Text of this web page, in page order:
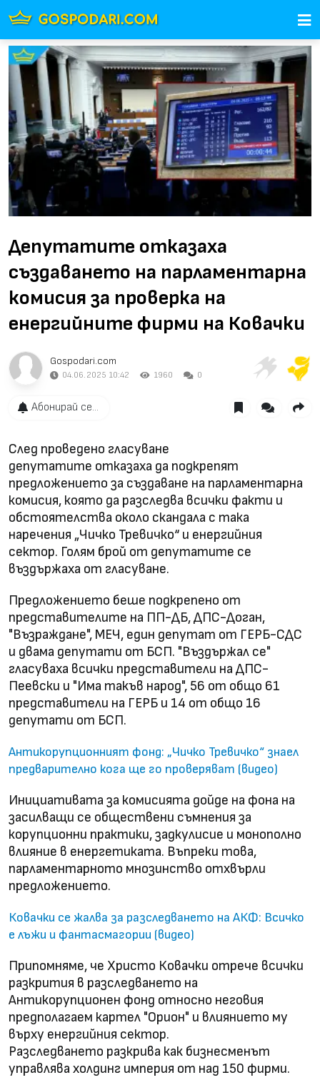
Депутатите отказаха
създаването на парламентарна
комисия за проверка на
енергийните фирми на Ковачки
Gospodari.com
04.06.2025 10:42 1960 0
Абонирай се...
След проведено гласуване
депутатите отказаха да подкрепят
предложението за създаване на парламентарна
комисия, която да разследва всички факти и
обстоятелства около скандала с така
наречения „Чичко Тревичко“ и енергийния
сектор. Голям брой от депутатите се
въздържаха от гласуване.
Предложението беше подкрепено от
представителите на ПП-ДБ, ДПС-Доган,
"Възраждане", МЕЧ, един депутат от ГЕРБ-СДС
и двама депутати от БСП. "Въздържал се"
гласуваха всички представители на ДПС-
Пеевски и "Има такъв народ", 56 от общо 61
представители на ГЕРБ и 14 от общо 16
депутати от БСП.
Антикорупционният фонд: „Чичко Тревичко“ знаел
предварително кога ще го проверяват (видео)
Инициативата за комисията дойде на фона на
засилващи се обществени съмнения за
корупционни практики, задкулисие и монополно
влияние в енергетиката. Въпреки това,
парламентарното мнозинство отхвърли
предложението.
Ковачки се жалва за разследването на АКФ: Всичко
е лъжи и фантасмагории (видео)
Припомняме, че Христо Ковачки отрече всички
разкрития в разследването на
Антикорупционен фонд относно неговия
предполагаем картел "Орион" и влиянието му
върху енергийния сектор.
Разследването разкрива как бизнесменът
управлява холдинг империя от над 150 фирми.